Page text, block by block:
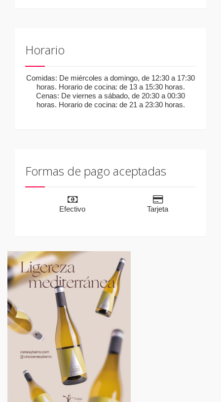
Horario
Comidas: De miércoles a domingo, de 12:30 a 17:30
horas. Horario de cocina: de 13 a 15:30 horas.
Cenas: De viernes a sábado, de 20:30 a 00:30
horas. Horario de cocina: de 21 a 23:30 horas.
Formas de pago aceptadas
Efectivo Tarjeta